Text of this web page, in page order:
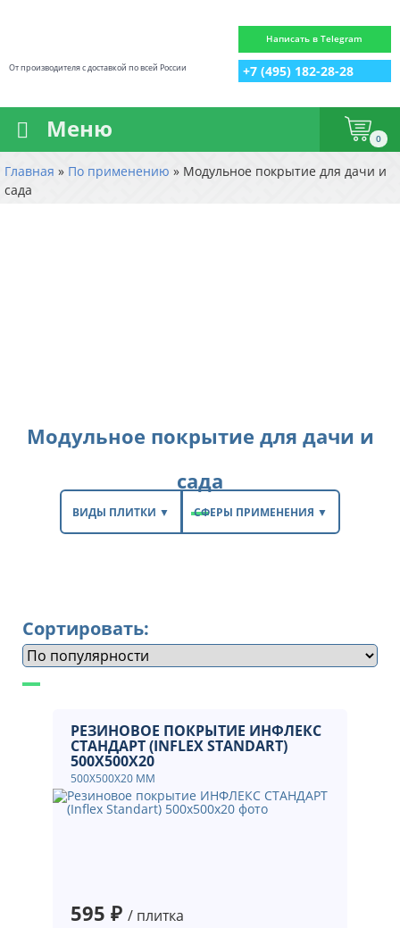
От производителя с доставкой по всей России
Написать в Telegram
+7 (495) 182-28-28
0
Меню
Главная » По применению » Модульное покрытие для дачи и
сада
Модульное покрытие для дачи и
сада
Сортировать:
РЕЗИНОВОЕ ПОКРЫТИЕ ИНФЛЕКС
СТАНДАРТ (INFLEX STANDART)
500X500X20
500X500X20 ММ
595 ₽ / плитка
ВИДЫ ПЛИТКИ ▼ СФЕРЫ ПРИМЕНЕНИЯ ▼